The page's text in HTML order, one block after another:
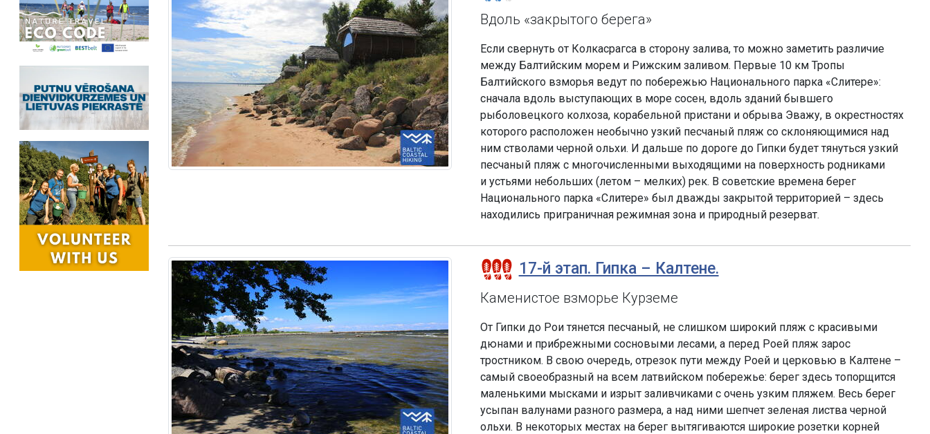
Вдоль «закрытого берега»
Если свернуть от Колкасрагса в сторону залива, то можно заметить различие
между Балтийским морем и Рижским заливом. Первые 10 км Тропы
Балтийского взморья ведут по побережью Национального парка «Слитере»:
сначала вдоль выступающих в море сосен, вдоль зданий бывшего
рыболовецкого колхоза, корабельной пристани и обрыва Эважу, в окрестностях
которого расположен необычно узкий песчаный пляж со склоняющимися над
ним стволами черной ольхи. И дальше по дороге до Гипки будет тянуться узкий
песчаный пляж с многочисленными выходящими на поверхность родниками
и устьями небольших (летом – мелких) рек. В советские времена берег
Национального парка «Слитере» был дважды закрытой территорией – здесь
находились приграничная режимная зона и природный резерват.
17-й этап. Гипка – Калтене.
Каменистое взморье Курземе
От Гипки до Рои тянется песчаный, не слишком широкий пляж с красивыми
дюнами и прибрежными сосновыми лесами, а перед Роей пляж зарос
тростником. В свою очередь, отрезок пути между Роей и церковью в Калтене –
самый своеобразный на всем латвийском побережье: берег здесь топорщится
маленькими мысками и изрыт заливчиками с очень узким пляжем. Весь берег
усыпан валунами разного размера, а над ними шепчет зеленая листва черной
ольхи. В некоторых местах на берег вытягиваются широкие розетки корней